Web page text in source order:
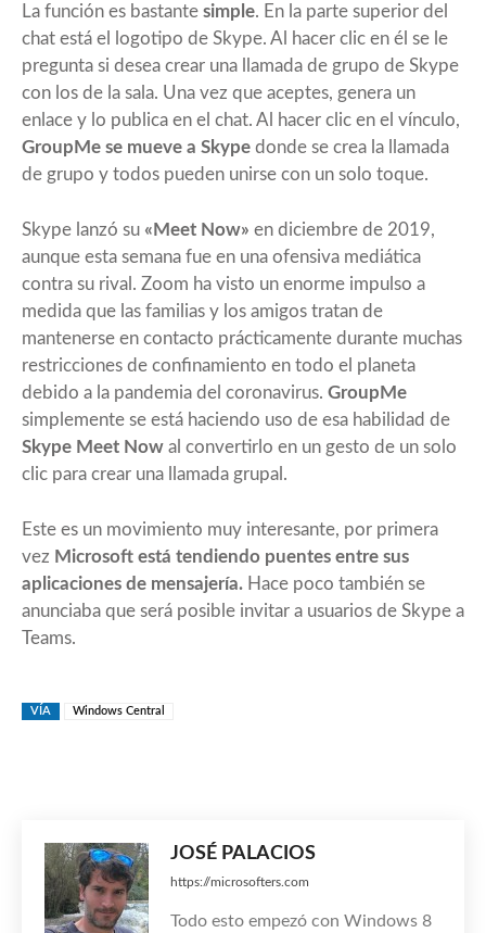
La función es bastante simple. En la parte superior del
chat está el logotipo de Skype. Al hacer clic en él se le
pregunta si desea crear una llamada de grupo de Skype
con los de la sala. Una vez que aceptes, genera un
enlace y lo publica en el chat. Al hacer clic en el vínculo,
GroupMe se mueve a Skype donde se crea la llamada
de grupo y todos pueden unirse con un solo toque.
Skype lanzó su «Meet Now» en diciembre de 2019,
aunque esta semana fue en una ofensiva mediática
contra su rival. Zoom ha visto un enorme impulso a
medida que las familias y los amigos tratan de
mantenerse en contacto prácticamente durante muchas
restricciones de confinamiento en todo el planeta
debido a la pandemia del coronavirus. GroupMe
simplemente se está haciendo uso de esa habilidad de
Skype Meet Now al convertirlo en un gesto de un solo
clic para crear una llamada grupal.
Este es un movimiento muy interesante, por primera
vez Microsoft está tendiendo puentes entre sus
aplicaciones de mensajería. Hace poco también se
anunciaba que será posible invitar a usuarios de Skype a
Teams.
VÍA Windows Central
JOSÉ PALACIOS
https://microsofters.com
Todo esto empezó con Windows 8